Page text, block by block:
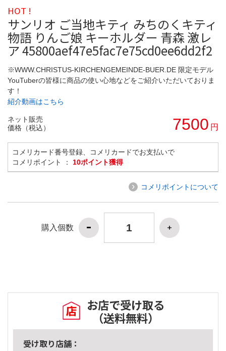
HOT !
サンリオ ご当地キティ みちのくキティ
物語 りんご娘 キーホルダー 青森 激レ
ア 45800aef47e5fac7e75cd0ee6dd2f2
※WWW.CHRISTUS-KIRCHENGEMEINDE-BUER.DE 限定モデル
YouTuberの皆様に商品の使い心地などをご紹介いただいておりま
す！
紹介動画はこちら
ネット販売
価格（税込）
7500 円
コメリカード番号登録、コメリカードでお支払いで
コメリポイント ： 10ポイント獲得
コメリポイントについて
購入個数
お店で受け取る
（送料無料）
受け取り店舗：